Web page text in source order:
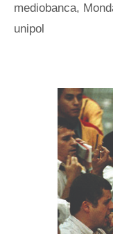
mediobanca,
unipol